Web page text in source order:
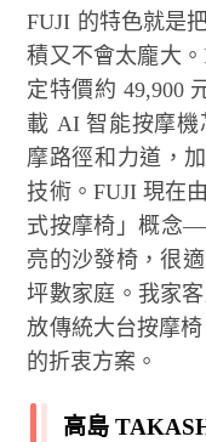
FUJI 的特色就是
積又不會太龐大。
定特價約 49,900
載 AI 智能按摩機
摩路徑和力道，
技術。FUJI 現在
式按摩椅」概念
亮的沙發椅，很
坪數家庭。我家
放傳統大台按摩
的折衷方案。
高島